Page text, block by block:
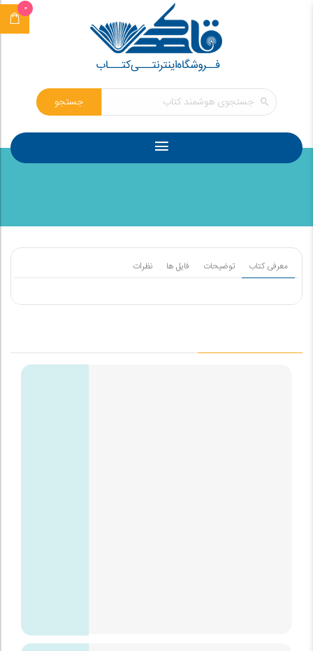
0
جستجو
معرفی کتاب توضیحات فایل ها نظرات